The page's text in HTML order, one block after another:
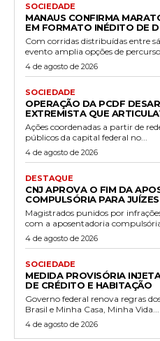
SOCIEDADE
MANAUS CONFIRMA
EM FORMATO INÉDITO DE
Com corridas distribuídas entre
evento amplia opções de
4 de agosto de 2026
SOCIEDADE
OPERAÇÃO DA PCDF
EXTREMISTA QUE
Ações coordenadas a partir de
públicos da capital federal no...
4 de agosto de 2026
DESTAQUE
CNJ APROVA O FIM DA
COMPULSÓRIA PARA JUÍZES
Magistrados punidos por
com a aposentadoria
4 de agosto de 2026
SOCIEDADE
MEDIDA PROVISÓRIA
DE CRÉDITO E HABITAÇÃO
Governo federal renova regras
Brasil e Minha Casa, Minha Vida...
4 de agosto de 2026